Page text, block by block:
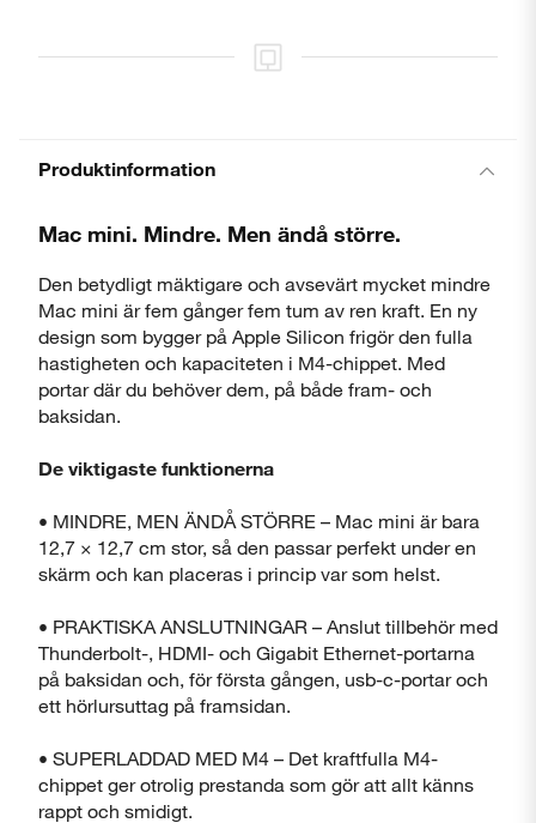
Produktinformation
Mac mini. Mindre. Men ändå större.
Den betydligt mäktigare och avsevärt mycket mindre
Mac mini är fem gånger fem tum av ren kraft. En ny
design som bygger på Apple Silicon frigör den fulla
hastigheten och kapaciteten i M4-chippet. Med
portar där du behöver dem, på både fram- och
baksidan.
De viktigaste funktionerna
• MINDRE, MEN ÄNDÅ STÖRRE – Mac mini är bara
12,7 × 12,7 cm stor, så den passar perfekt under en
skärm och kan placeras i princip var som helst.
• PRAKTISKA ANSLUTNINGAR – Anslut tillbehör med
Thunderbolt-, HDMI- och Gigabit Ethernet-portarna
på baksidan och, för första gången, usb-c-portar och
ett hörlursuttag på framsidan.
• SUPERLADDAD MED M4 – Det kraftfulla M4-
chippet ger otrolig prestanda som gör att allt känns
rappt och smidigt.
Stäng